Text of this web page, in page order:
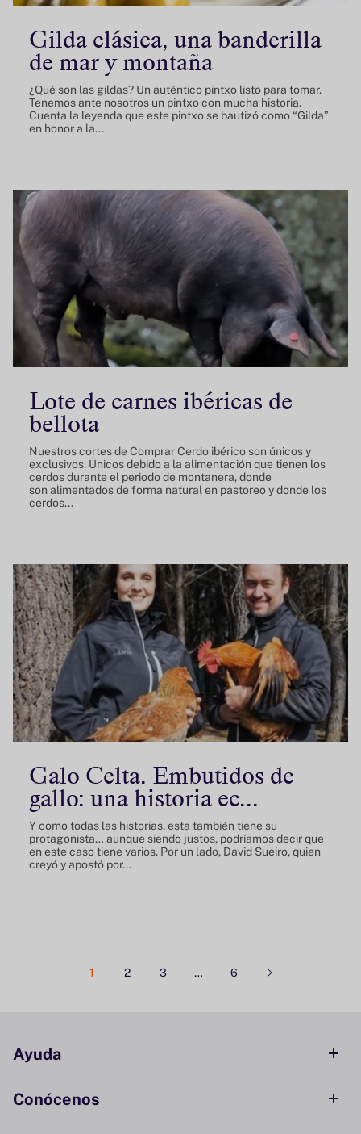
Gilda clásica, una banderilla
de mar y montaña
¿Qué son las gildas? Un auténtico pintxo listo para tomar.
Tenemos ante nosotros un pintxo con mucha historia.
Cuenta la leyenda que este pintxo se bautizó como “Gilda”
en honor a la...
Lote de carnes ibéricas de
bellota
Nuestros cortes de Comprar Cerdo ibérico son únicos y
exclusivos. Únicos debido a la alimentación que tienen los
cerdos durante el periodo de montanera, donde
son alimentados de forma natural en pastoreo y donde los
cerdos...
Galo Celta. Embutidos de
gallo: una historia ec...
Y como todas las historias, esta también tiene su
protagonista… aunque siendo justos, podríamos decir que
en este caso tiene varios. Por un lado, David Sueiro, quien
creyó y apostó por...
1 2 3 … 6
Ayuda
Conócenos